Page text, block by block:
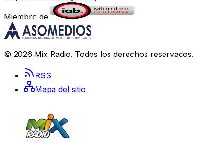
Miembro de
© 2026 Mix Radio. Todos los derechos reservados.
RSS
Mapa del sitio